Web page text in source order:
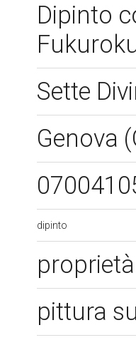
Dipinto
Sette
Genova
dipinto
pittura